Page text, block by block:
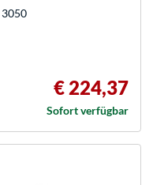
€ 224,37
Sofort verfügbar